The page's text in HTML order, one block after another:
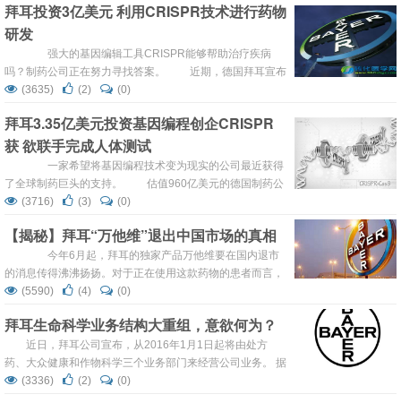
买该初创公司，但那笔交易并未实现。两年后，KaNDy利用
NT-814的安全性和有效性的增长来提出更大的买断出价。
拜耳投资3亿美元 利用CRISPR技术进行药物
研发
强大的基因编辑工具CRISPR能够帮助治疗疾病
吗？制药公司正在努力寻找答案。 近期，德国拜耳宣布
投资3亿美金与初创基因编辑公司CRISPR Therapeutics合
也仅仅只是制药公司渴求通过CRISPR技术开发新药的最初
迹象。最近，业内的关注度正聚焦在如何通过开发新型基因
(3635) (2) (0)
拜耳3.35亿美元投资基因编程创企CRISPR
获 欲联手完成人体测试
一家希望将基因编程技术变为现实的公司最近获得
了全球制药巨头的支持。 估值960亿美元的德国制药公
司拜耳（Bayer）在未来5年将会投资CRISPR Therapeutics
术，治疗血液病、失明、先天性心脏病的等疾病。
Bayer用3500万美元，成为...
(3716) (3) (0)
【揭秘】拜耳“万他维”退出中国市场的真相
今年6月起，拜耳的独家产品万他维要在国内退市
的消息传得沸沸扬扬。对于正在使用这款药物的患者而言，
无疑并不希望其撤出中国市场。12月17日，拜耳内部人士
的考虑。一石激起千层浪，万他维退市究竟给中国带来哪些
影响呢?退出中国市场对拜耳来讲真的是最好的策略吗?
万他维与肺动脉高压 ...
(5590) (4) (0)
拜耳生命科学业务结构大重组，意欲何为？
近日，拜耳公司宣布，从2016年1月1日起将由处方
药、大众健康和作物科学三个业务部门来经营公司业务。 据
悉，新组织中，拜耳医药保健将进行拆分，放射业务将被归
(3336) (2) (0)